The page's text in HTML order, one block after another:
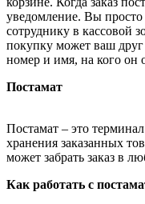
уведомление. Вы просто
сотруднику в кассовой
покупку может ваш
номер и имя, на кого он
Постамат
Постамат – это
хранения заказанных
может забрать заказ в
Как работать с